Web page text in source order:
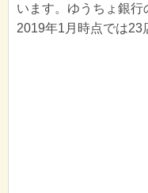
います。ゆうちょ銀行
2019年1月時点では23